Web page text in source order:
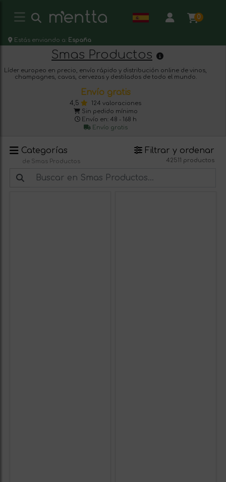
0
Estás enviando a: España
Smas Productos
Líder europeo en precio, envío rápido y distribución online de vinos,
champagnes, cavas, cervezas y destilados de todo el mundo.
Envío gratis
4,5
124 valoraciones
Sin pedido mínimo
Envío en: 48 - 168 h
Envío gratis
Categorías
de Smas Productos
Filtrar y ordenar
42511 productos